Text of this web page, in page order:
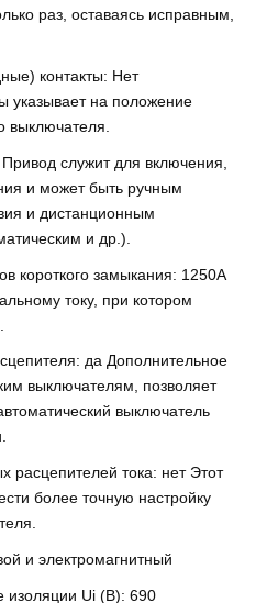
раз, оставаясь исправным,
контакты: Нет
указывает на положение
выключателя.
Привод служит для включения,
и может быть ручным
и дистанционным
и др.).
короткого замыкания: 1250А
току, при котором
да Дополнительное
выключателям, позволяет
выключатель
расцепителей тока: нет Этот
более точную настройку
и электромагнитный
изоляции Ui (В): 690